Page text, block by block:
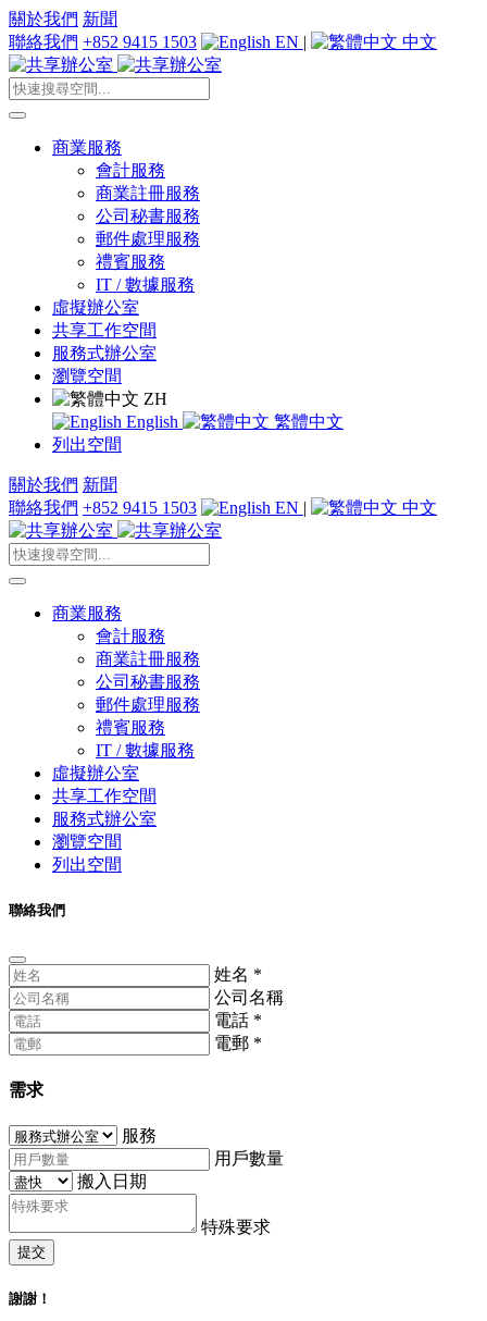
關於我們 新聞
聯絡我們 +852 9415 1503 EN | 中文
商業服務
會計服務
商業註冊服務
公司秘書服務
郵件處理服務
禮賓服務
IT / 數據服務
虛擬辦公室
共享工作空間
服務式辦公室
瀏覽空間
ZH
English
繁體中文
列出空間
關於我們 新聞
聯絡我們 +852 9415 1503 EN | 中文
商業服務
會計服務
商業註冊服務
公司秘書服務
郵件處理服務
禮賓服務
IT / 數據服務
虛擬辦公室
共享工作空間
服務式辦公室
瀏覽空間
列出空間
聯絡我們
姓名 *
公司名稱
電話 *
電郵 *
需求
服務
用戶數量
搬入日期
特殊要求
提交
謝謝！